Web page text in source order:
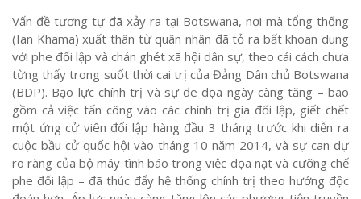
Vấn đề tương tự đã xảy ra tại Botswana, nơi mà tổng thống
(Ian Khama) xuất thân từ quân nhân đã tỏ ra bất khoan dung
với phe đối lập và chán ghét xã hội dân sự, theo cái cách chưa
từng thấy trong suốt thời cai trị của Đảng Dân chủ Botswana
(BDP). Bạo lực chính trị và sự đe dọa ngày càng tăng – bao
gồm cả việc tấn công vào các chính trị gia đối lập, giết chết
một ứng cử viên đối lập hàng đầu 3 tháng trước khi diễn ra
cuộc bầu cử quốc hội vào tháng 10 năm 2014, và sự can dự
rõ ràng của bộ máy tình báo trong việc dọa nạt và cưỡng chế
phe đối lập – đã thúc đẩy hệ thống chính trị theo hướng độc